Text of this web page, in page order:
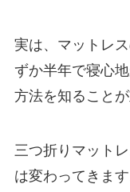
実は、マットレ
ずか半年で寝心
方法を知ることが
三つ折りマット
は変わってきま